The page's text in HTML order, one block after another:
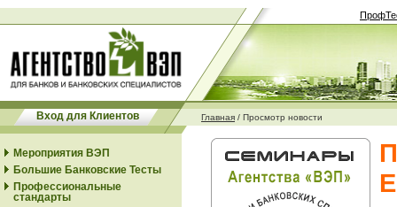
Вход для Клиентов Главная / Просмотр новости
Мероприятия ВЭП
Большие Банковские Тесты
Профессиональные
стандарты